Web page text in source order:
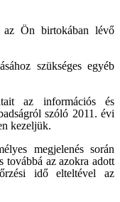
az Ön birtokában lévő
szükséges egyéb
az információs és
szóló 2011. évi
kezeljük.
megjelenés során
továbbá az azokra adott
idő elteltével az